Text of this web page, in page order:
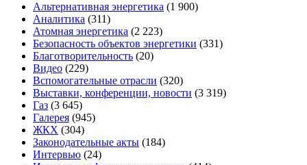
Альтернативная энергетика (1 900)
Аналитика (311)
Атомная энергетика (2 223)
Безопасность объектов энергетики (331)
Благотворительность (20)
Видео (229)
Вспомогательные отрасли (320)
Выставки, конференции, новости (3 319)
Газ (3 645)
Галерея (945)
ЖКХ (304)
Законодательные акты (184)
Интервью (24)